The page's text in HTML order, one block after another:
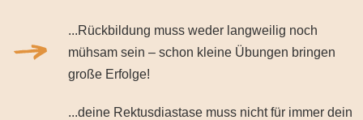
...Rückbildung muss weder langweilig noch
mühsam sein – schon kleine Übungen bringen
große Erfolge!
...deine Rektusdiastase muss nicht für immer dein